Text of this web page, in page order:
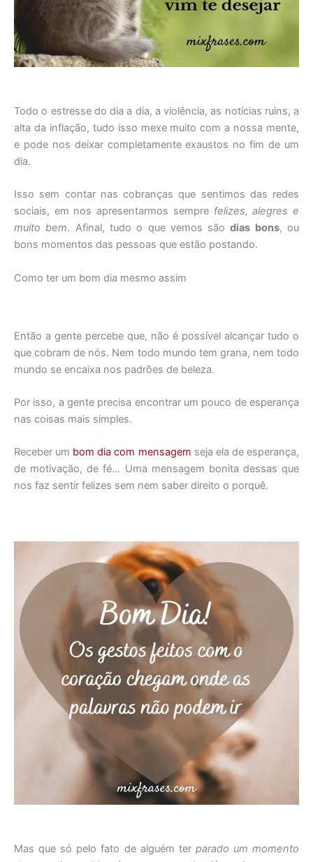
Todo o estresse do dia a dia, a violência, as notícias ruins, a
alta da inflação, tudo isso mexe muito com a nossa mente,
e pode nos deixar completamente exaustos no fim de um
dia.
Isso sem contar nas cobranças que sentimos das redes
sociais, em nos apresentarmos sempre felizes, alegres e
muito bem. Afinal, tudo o que vemos sãodias bons, ou
bons momentos das pessoas que estão postando.
Como ter um bom dia mesmo assim
Então a gente percebe que, não é possível alcançar tudo o
que cobram de nós. Nem todo mundo tem grana, nem todo
mundo se encaixa nos padrões de beleza.
Por isso, a gente precisa encontrar um pouco de esperança
nas coisas mais simples.
Receber um bom dia com mensagem seja ela de esperança,
de motivação, de fé… Uma mensagem bonita dessas que
nos faz sentir felizes sem nem saber direito o porquê.
Mas que só pelo fato de alguém ter parado um momento